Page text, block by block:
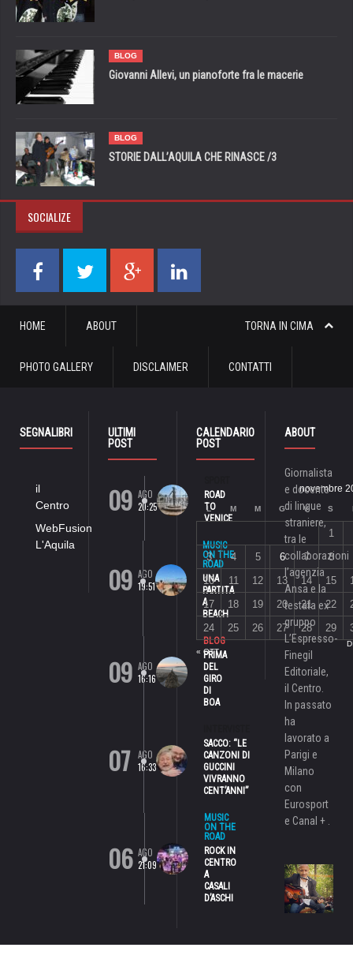
BLOG
Giovanni Allevi, un pianoforte fra le macerie
BLOG
STORIE DALL’AQUILA CHE RINASCE /3
SOCIALIZE
TORNA IN CIMA
HOME ABOUT
PHOTO GALLERY DISCLAIMER CONTATTI
SEGNALIBRI
il
Centro
WebFusion
L'Aquila
ULTIMI
POST
09 AGO
20:25
ROAD
TO
VENICE
09 AGO
19:51
MUSIC
ON THE
ROAD
UNA
PARTITA
A
BEACH
09 AGO
16:16
BLOG
PRIMA
DEL
GIRO
DI
BOA
07
AGO
16:33
SACCO: “LE
CANZONI DI
GUCCINI
VIVRANNO
CENT’ANNI”
06 AGO
21:09
MUSIC
ON THE
ROAD
ROCK IN
CENTRO
A
CASALI
D’ASCHI
CALENDARIO
POST
novembre
L M M G V S
« OTT
1
3
4 5 6 7 8
10
11 12 13 14 15
17
18 19 20 21 22
24
25 26 27 28 29
ABOUT
Giornalista
e docente
di lingue
straniere,
tra le
collaborazioni
l’agenzia
Ansa e la
testata ex
gruppo
L’Espresso-
Finegil
Editoriale,
il Centro.
In passato
ha
lavorato a
Parigi e
Milano
con
Eurosport
e Canal + .